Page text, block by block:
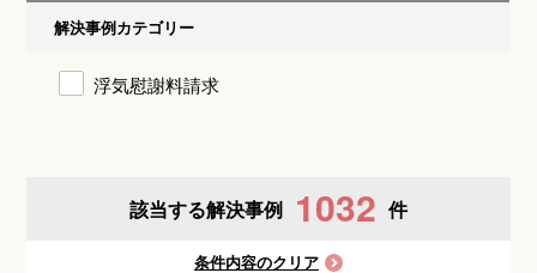
解決事例カテゴリー
浮気慰謝料請求
該当する解決事例 1032 件
条件内容のクリア